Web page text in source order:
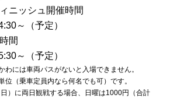
ニッシュ開催時間
～（予定）
間
～（予定）
には車両パスがないと入場できません。
（乗車定員内なら何名でも可）です。
）に両日観戦する場合、日曜は1000円（合計